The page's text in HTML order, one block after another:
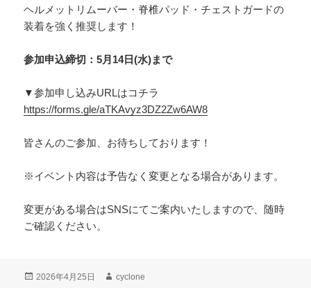
ヘルメットリムーバー・脊椎パッド・チェストガードの
装着を強く推奨します！
参加申込締切：5月14日(水)まで
▼参加申し込みURLはコチラ
https://forms.gle/aTKAvyz3DZ2Zw6AW8
皆さんのご参加、お待ちしております！
※イベント内容は予告なく変更となる場合があります。
変更がある場合はSNSにてご案内いたしますので、随時
ご確認ください。
投
2026年4月25日
作
cyclone